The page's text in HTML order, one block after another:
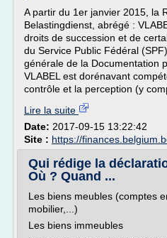
A partir du 1er janvier 2015, la
Belastingdienst, abrégé :
droits de succession et de
du Service Public Fédéral
générale de la Documentation
VLABEL est dorénavant
contrôle et la perception (y
Lire la suite
Date: 2017-09-15 13:22:42
Site : https://
Qui rédige la
Où ? Quand ...
Les biens meubles (comptes
mobilier,...)
Les biens immeubles